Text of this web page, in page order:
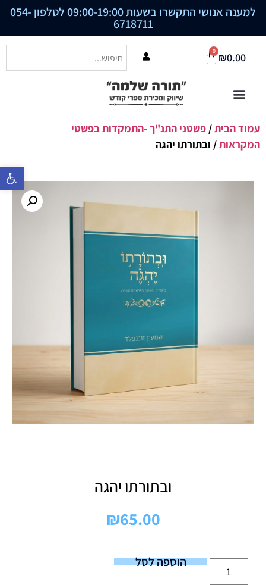
פתח סרגל
למענה אנושי התקשרו בשעות 09:00-19:00 לטלפון 054-
6718711
₪0.00
0
עמוד הבית/ פשטני התנ"ך -התמקדות בפשטי
המקראות/ ובתורתו יהגה
ובתורתו יהגה
₪65.00
הוספה לסל